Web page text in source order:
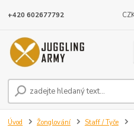
+420 602677792
Úvod Žonglování Staff / Tyče